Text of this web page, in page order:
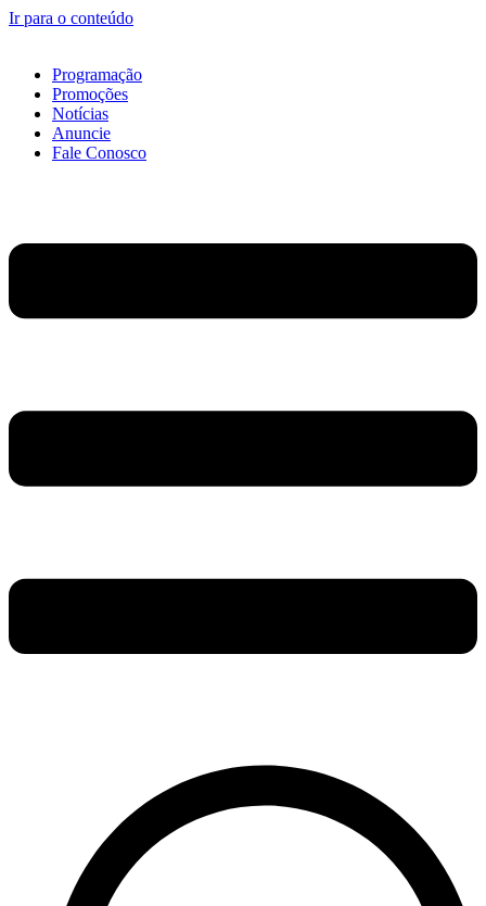
Ir para o conteúdo
Programação
Promoções
Notícias
Anuncie
Fale Conosco